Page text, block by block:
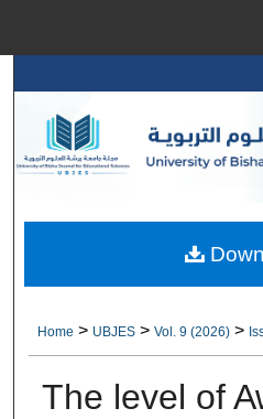
Browse
Home > UBJES > Vol. 9 (2026) >
The level of